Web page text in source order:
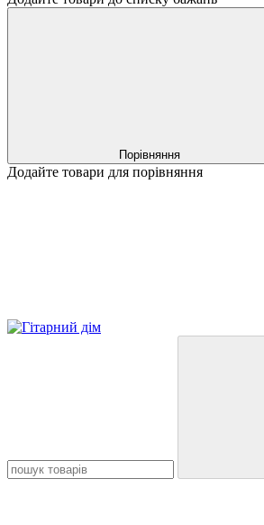
Порівняння
Додайте товари для порівняння